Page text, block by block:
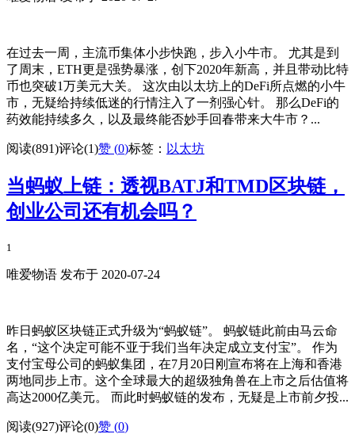
在过去一周，主流币集体小步快跑，步入小牛市。 尤其是到
了周末，ETH更是强势暴涨，创下2020年新高，并且带动比特
币也突破1万美元大关。 这次由以太坊上的DeFi所点燃的小牛
市，无疑给持续低迷的行情注入了一剂强心针。 那么DeFi的
药效能持续多久，以及最终能否妙手回春带来大牛市？...
阅读(891)评论(1)赞 (0)标签： 以太坊
当蚂蚁上链：透视BATJ和TMD区块链，
创业公司还有机会吗？
1
唯爱物语 发布于 2020-07-24
昨日蚂蚁区块链正式升级为“蚂蚁链”。 蚂蚁链此前由马云命
名，“这个决定可能不亚于我们当年决定成立支付宝”。 作为
支付宝母公司的蚂蚁集团，在7月20日刚宣布将在上海和香港
两地同步上市。这个全球最大的超级独角兽在上市之后估值将
高达2000亿美元。 而此时蚂蚁链的发布，无疑是上市前夕投...
阅读(927)评论(0)赞 (0)